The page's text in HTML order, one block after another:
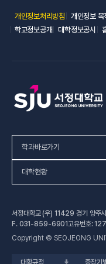
개인정보처리방침(새 창 열림)
개인정보 목
학교정보공개(새 창 열림)
대학정보공시(새
학과바로가기
인문사회계열
공학계열
전문기술석사
대학현황
대학정보공시(새 창 열림)
업무추진비 사용내역
대학규정 중장기
서정대학교 (우) 11429 경기 양주
F. 031-859-6901고유번호:
Copyright © SEOJEONG